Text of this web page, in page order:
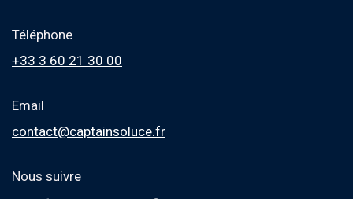
Téléphone
+33 3 60 21 30 00
Email
contact@captainsoluce.fr
Nous suivre